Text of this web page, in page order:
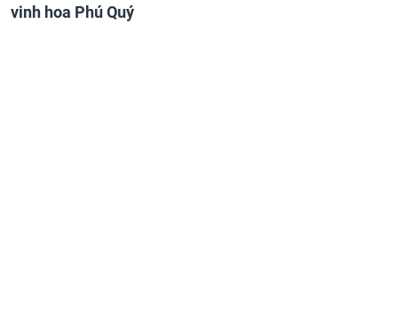
vinh hoa Phú Quý